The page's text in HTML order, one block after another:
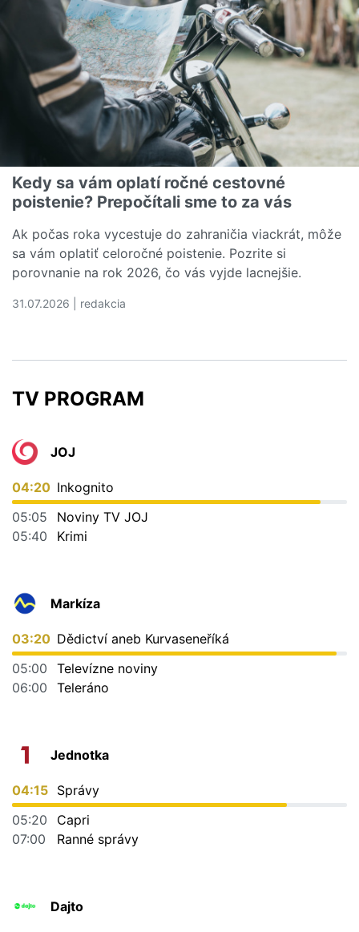
Kedy sa vám oplatí ročné cestovné
poistenie? Prepočítali sme to za vás
Ak počas roka vycestuje do zahraničia viackrát, môže
sa vám oplatiť celoročné poistenie. Pozrite si
porovnanie na rok 2026, čo vás vyjde lacnejšie.
31.07.2026 | redakcia
TV PROGRAM
JOJ
04:20 Inkognito
05:05
Noviny TV JOJ
05:40
Krimi
Markíza
03:20 Dědictví aneb Kurvaseneříká
05:00
Televízne noviny
06:00
Teleráno
Jednotka
04:15 Správy
05:20
Capri
07:00
Ranné správy
Dajto